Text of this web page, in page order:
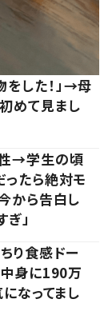
した！」→母
めて見まし
→学生の頃
たら絶対モ
から告白し
」
り食感ドー
身に190万
になってまし